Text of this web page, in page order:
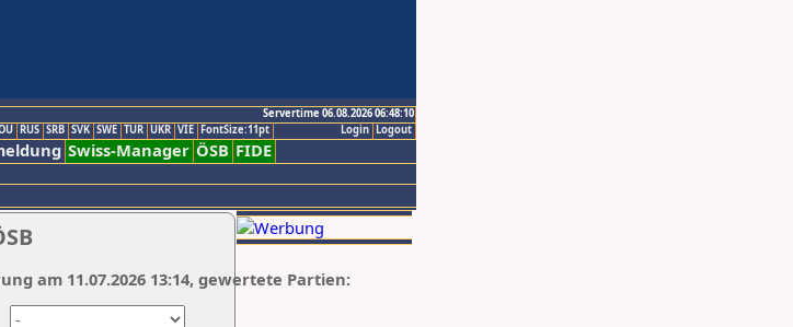
Servertime 06.08.2026 06:48:10
Logout
Login
RUS SRB SVK SWE TUR UKR VIE FontSize:11pt
Swiss-Manager ÖSB FIDE
am 11.07.2026 13:14, gewertete Partien: